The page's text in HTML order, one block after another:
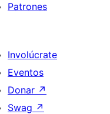
Patrones
Involúcrate
Eventos
Donar ↗
Swag ↗